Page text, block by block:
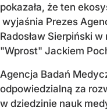
pokazała, że ten
wyjaśnia Prezes
Radosław Sierpiński
"Wprost" Jackiem
Agencja Badań
odpowiedzialną za
w dziedzinie nauk